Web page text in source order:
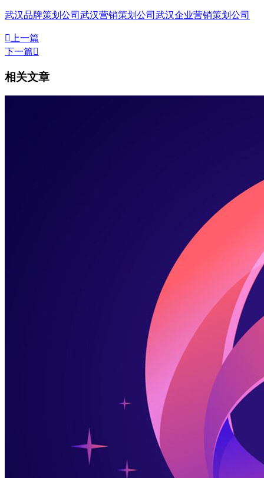
武汉品牌策划公司 武汉营销策划公司 武汉企业营销策划公司
 上一篇
下一篇
相关文章